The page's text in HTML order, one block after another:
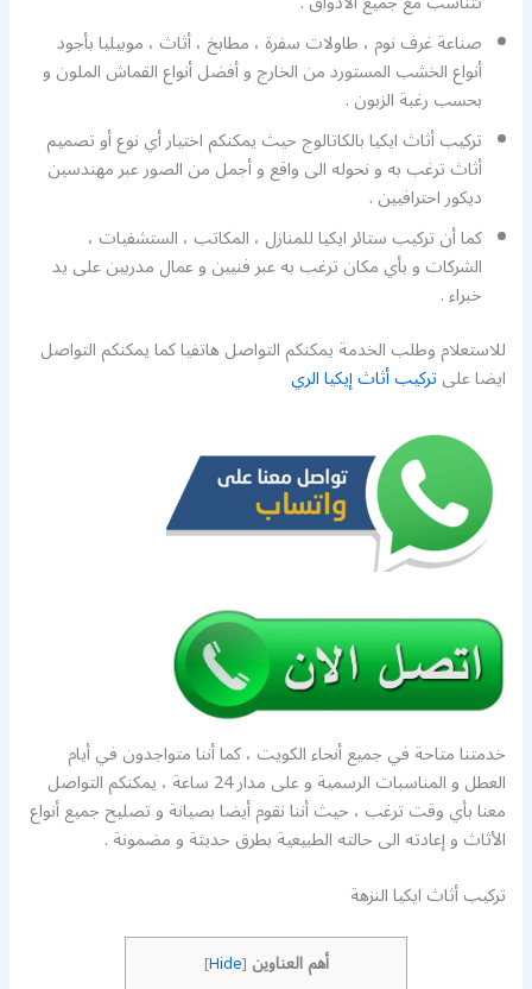
صناعة غرف نوم ، طاولات سفرة ، مطابخ ، أثاث ، موبيليا بأجود
أنواع الخشب المستورد من الخارج و أفضل أنواع القماش الملون و
بحسب رغبة الزبون .
تركيب أثاث ايكيا بالكاتالوج حيث يمكنكم اختيار أي نوع أو تصميم
أثاث ترغب به و نحوله الى واقع و أجمل من الصور عبر مهندسين
ديكور احترافيين .
كما أن تركيب ستائر ايكيا للمنازل ، المكاتب ، الستشفيات ،
الشركات و بأي مكان ترغب به عبر فنيين و عمال مدربين على يد
خبراء .
للاستعلام وطلب الخدمة يمكنكم التواصل هاتفيا كما يمكنكم التواصل
ايضا علىتركيب أثاث إيكيا الري
خدمتنا متاحة في جميع أنحاء الكويت ، كما أننا متواجدون في أيام
العطل و المناسبات الرسمية و على مدار 24 ساعة ، يمكنكم التواصل
معنا بأي وقت ترغب ، حيث أننا نقوم أيضا بصيانة و تصليح جميع أنواع
الأثاث و إعادته الى حالته الطبيعية بطرق حديثة و مضمونة .
تركيب أثاث ايكيا النزهة
أهم العناوين [
Hide
]